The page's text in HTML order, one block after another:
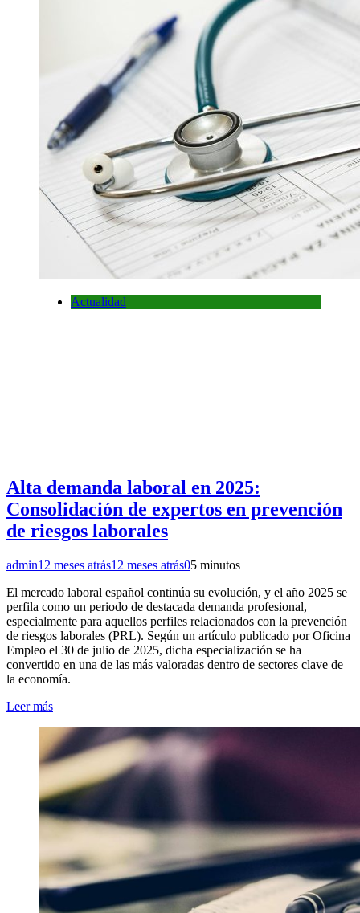
Actualidad
Alta demanda laboral en 2025:
Consolidación de expertos en prevención
de riesgos laborales
admin12 meses atrás12 meses atrás05 minutos
El mercado laboral español continúa su evolución, y el año 2025 se
perfila como un periodo de destacada demanda profesional,
especialmente para aquellos perfiles relacionados con la prevención
de riesgos laborales (PRL). Según un artículo publicado por Oficina
Empleo el 30 de julio de 2025, dicha especialización se ha
convertido en una de las más valoradas dentro de sectores clave de
la economía.
Leer más